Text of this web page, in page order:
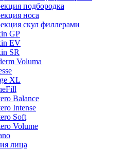
подбородка
носа
скул филлерами
GP
EV
SR
Voluma
XL
Balance
Intense
Soft
Volume
лица